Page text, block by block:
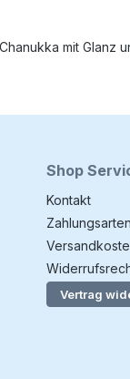
mit Glanz
Shop
Kontakt
Vertrag